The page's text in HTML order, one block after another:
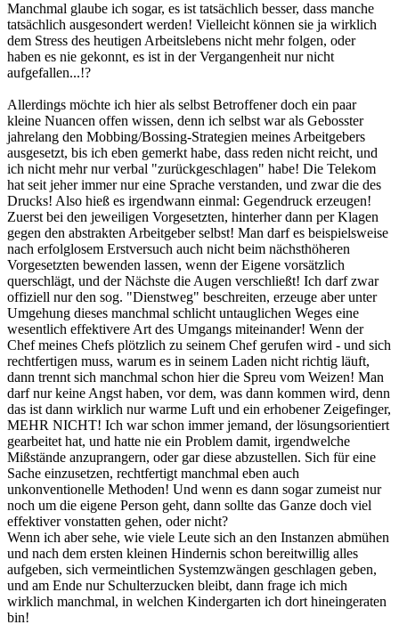
Manchmal glaube ich sogar, es ist tatsächlich besser, dass manche
tatsächlich ausgesondert werden! Vielleicht können sie ja wirklich
dem Stress des heutigen Arbeitslebens nicht mehr folgen, oder
haben es nie gekonnt, es ist in der Vergangenheit nur nicht
aufgefallen...!?
Allerdings möchte ich hier als selbst Betroffener doch ein paar
kleine Nuancen offen wissen, denn ich selbst war als Gebosster
jahrelang den Mobbing/Bossing-Strategien meines Arbeitgebers
ausgesetzt, bis ich eben gemerkt habe, dass reden nicht reicht, und
ich nicht mehr nur verbal "zurückgeschlagen" habe! Die Telekom
hat seit jeher immer nur eine Sprache verstanden, und zwar die des
Drucks! Also hieß es irgendwann einmal: Gegendruck erzeugen!
Zuerst bei den jeweiligen Vorgesetzten, hinterher dann per Klagen
gegen den abstrakten Arbeitgeber selbst! Man darf es beispielsweise
nach erfolglosem Erstversuch auch nicht beim nächsthöheren
Vorgesetzten bewenden lassen, wenn der Eigene vorsätzlich
querschlägt, und der Nächste die Augen verschließt! Ich darf zwar
offiziell nur den sog. "Dienstweg" beschreiten, erzeuge aber unter
Umgehung dieses manchmal schlicht untauglichen Weges eine
wesentlich effektivere Art des Umgangs miteinander! Wenn der
Chef meines Chefs plötzlich zu seinem Chef gerufen wird - und sich
rechtfertigen muss, warum es in seinem Laden nicht richtig läuft,
dann trennt sich manchmal schon hier die Spreu vom Weizen! Man
darf nur keine Angst haben, vor dem, was dann kommen wird, denn
das ist dann wirklich nur warme Luft und ein erhobener Zeigefinger,
MEHR NICHT! Ich war schon immer jemand, der lösungsorientiert
gearbeitet hat, und hatte nie ein Problem damit, irgendwelche
Mißstände anzuprangern, oder gar diese abzustellen. Sich für eine
Sache einzusetzen, rechtfertigt manchmal eben auch
unkonventionelle Methoden! Und wenn es dann sogar zumeist nur
noch um die eigene Person geht, dann sollte das Ganze doch viel
effektiver vonstatten gehen, oder nicht?
Wenn ich aber sehe, wie viele Leute sich an den Instanzen abmühen
und nach dem ersten kleinen Hindernis schon bereitwillig alles
aufgeben, sich vermeintlichen Systemzwängen geschlagen geben,
und am Ende nur Schulterzucken bleibt, dann frage ich mich
wirklich manchmal, in welchen Kindergarten ich dort hineingeraten
bin!